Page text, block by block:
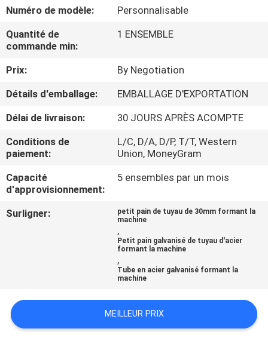
VISITE
CONTRÔLE
DE
QUALITÉ
CONTACTEZ-
NOUS
CITATION
Numéro de modèle:
Personnalisable
Quantité de
commande min:
1 ENSEMBLE
Prix:
By Negotiation
Détails d'emballage:
EMBALLAGE D'EXPORTATION
Délai de livraison:
30 JOURS APRÈS ACOMPTE
Conditions de
paiement:
L/C, D/A, D/P, T/T, Western
Union, MoneyGram
Capacité
d'approvisionnement:
5 ensembles par un mois
Surligner:
petit pain de tuyau de 30mm formant la
machine
,
Petit pain galvanisé de tuyau d'acier
formant la machine
,
Tube en acier galvanisé formant la
machine
MEILLEUR PRIX